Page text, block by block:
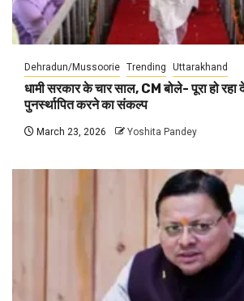
Dehradun/Mussoorie Trending Uttarakhand
धामी सरकार के चार साल, CM बोले- पूरा हो रहा
पुनर्स्थापित करने का संकल्प
March 23, 2026 Yoshita Pandey